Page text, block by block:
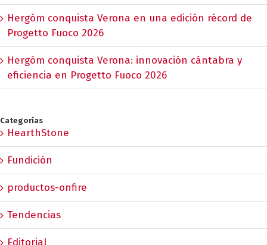
Hergóm conquista Verona en una edición récord de
Progetto Fuoco 2026
Hergóm conquista Verona: innovación cántabra y
eficiencia en Progetto Fuoco 2026
Categorías
HearthStone
Fundición
productos-onfire
Tendencias
Editorial